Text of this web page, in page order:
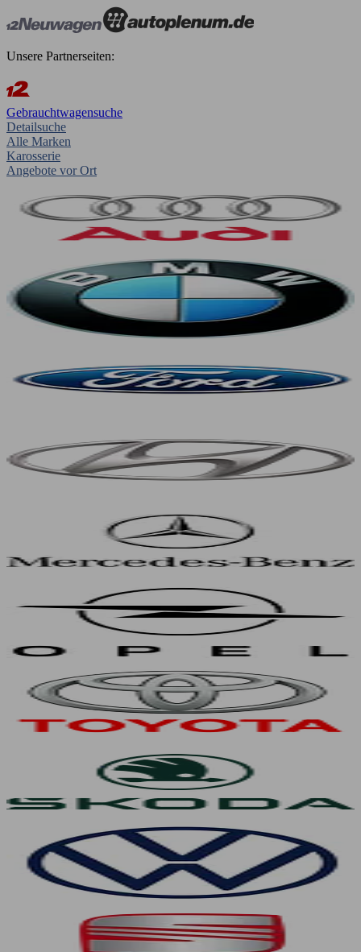
Unsere Partnerseiten:
Gebrauchtwagensuche
Detailsuche
Alle Marken
Karosserie
Angebote vor Ort